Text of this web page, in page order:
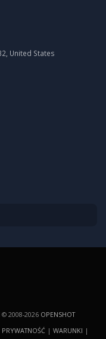
United States
© 2008-2026 OPENSHOT
PRYWATNOŚĆ | WARUNKI |